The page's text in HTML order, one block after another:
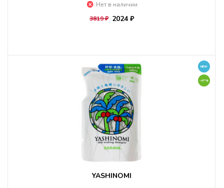
Нет в наличии
3819 ₽ 2024 ₽
NEW
-47%
YASHINOMI